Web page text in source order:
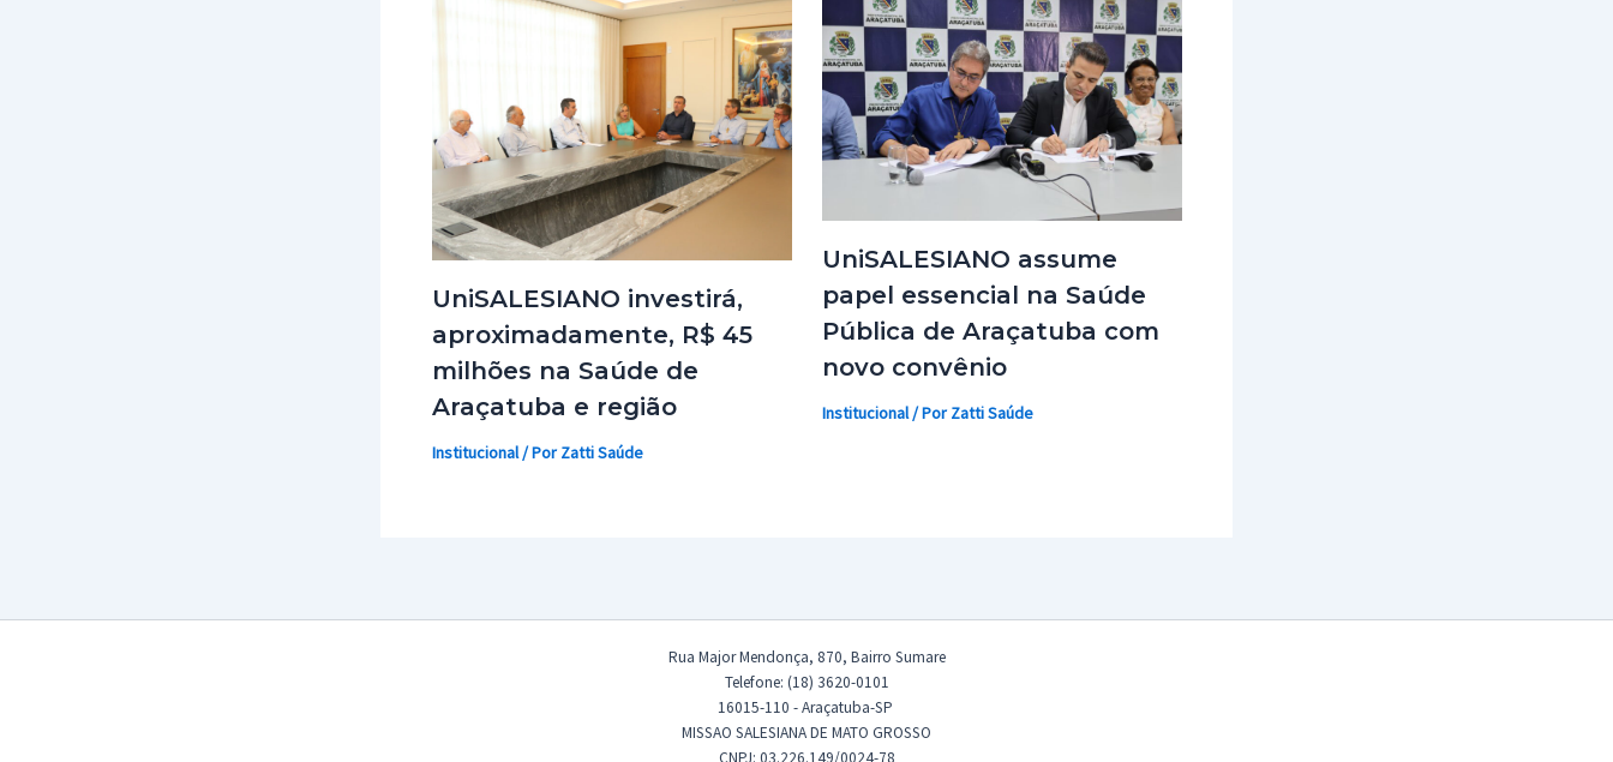
UniSALESIANO investirá,
aproximadamente, R$ 45
milhões na Saúde de
Araçatuba e região
Institucional/ PorZatti Saúde
UniSALESIANO assume
papel essencial na Saúde
Pública de Araçatuba com
novo convênio
Institucional/ PorZatti Saúde
Rua Major Mendonça, 870, Bairro Sumare
Telefone: (18) 3620-0101
16015-110 - Araçatuba-SP
MISSAO SALESIANA DE MATO GROSSO
CNPJ: 03.226.149/0024-78